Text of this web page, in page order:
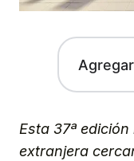
Esta 37ª
extranjera